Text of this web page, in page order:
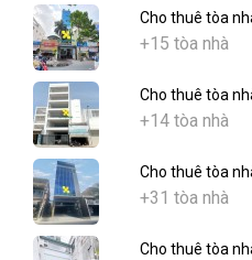
Cho thuê tòa
+15 tòa nhà
Cho thuê tòa
+14 tòa nhà
Cho thuê tòa
+31 tòa nhà
Cho thuê tòa